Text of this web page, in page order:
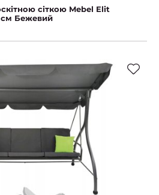
сіткою Mebel Elit
см Бежевий